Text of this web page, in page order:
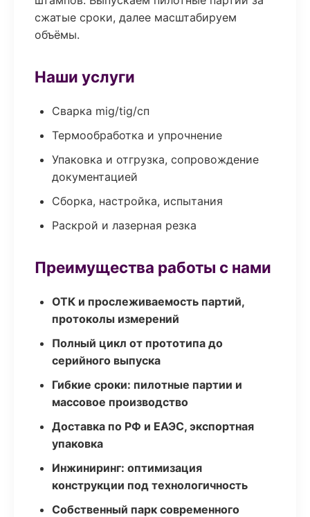
сжатые сроки, далее масштабируем
объёмы.
Наши услуги
Сварка mig/tig/сп
Термообработка и упрочнение
Упаковка и отгрузка, сопровождение
документацией
Сборка, настройка, испытания
Раскрой и лазерная резка
Преимущества работы с нами
ОТК и прослеживаемость партий,
протоколы измерений
Полный цикл от прототипа до
серийного выпуска
Гибкие сроки: пилотные партии и
массовое производство
Доставка по РФ и ЕАЭС, экспортная
упаковка
Инжиниринг: оптимизация
конструкции под технологичность
Собственный парк современного